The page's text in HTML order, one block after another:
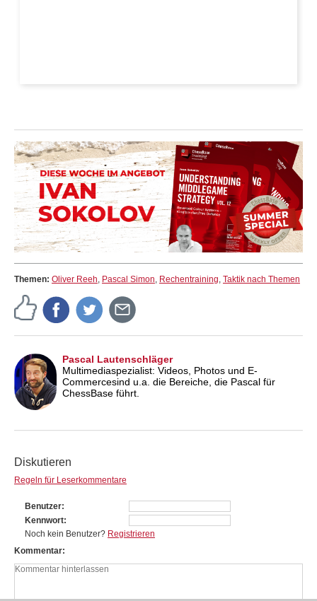
Themen: Oliver Reeh, Pascal Simon, Rechentraining, Taktik nach Themen
Pascal Lautenschläger
Multimediaspezialist: Videos, Photos und E-
Commercesind u.a. die Bereiche, die Pascal für
ChessBase führt.
Diskutieren
Regeln für Leserkommentare
Benutzer
Kennwort
Noch kein Benutzer? Registrieren
Kommentar